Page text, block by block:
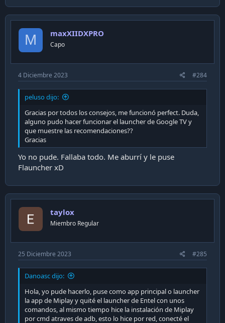
M maxXIIDXPRO
Capo
4 Diciembre 2023 #284
peluso dijo:
Gracias por todos los consejos, me funcionó perfect. Duda,
alguno pudo hacer funcionar el launcher de Google TV y
que muestre las recomendaciones??
Gracias
Yo no pude. Fallaba todo. Me aburrí y le puse
Flauncher xD
taylox
Miembro Regular
25 Diciembre 2023 #285
Danoasc dijo:
Hola, yo pude hacerlo, puse como app principal o launcher
la app de Miplay y quité el launcher de Entel con unos
comandos, al mismo tiempo hice la instalación de Miplay
por cmd atraves de adb, esto lo hice por red, conecté el